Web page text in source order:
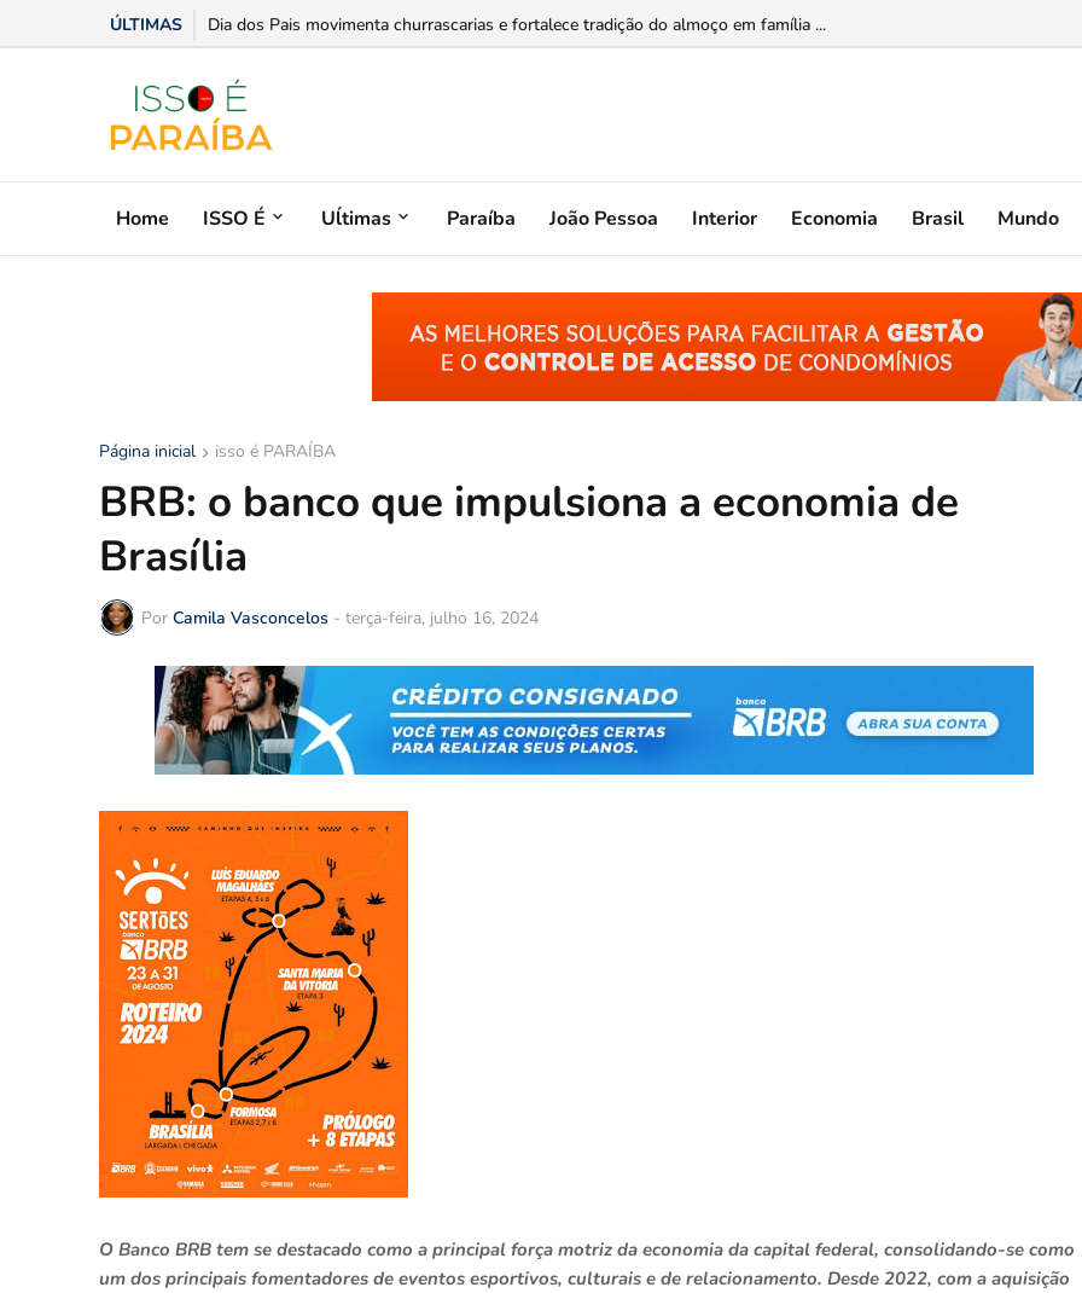
ÚLTIMAS Opinião: Educação como mediadora da liberdade feminina...
Home ISSO É Uĺtimas Paraíba João Pessoa Interior Economia Brasil Mundo
Página inicial isso é PARAÍBA
BRB: o banco que impulsiona a economia de
Brasília
Por Camila Vasconcelos - terça-feira, julho 16, 2024
O Banco BRB tem se destacado como a principal força motriz da economia da capital federal, consolidando-se como
um dos principais fomentadores de eventos esportivos, culturais e de relacionamento. Desde 2022, com a aquisição